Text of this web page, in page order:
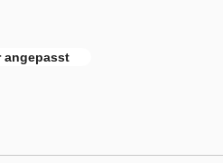
angepasst